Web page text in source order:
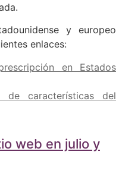
y europeo
enlaces:
en Estados
de características del
web en julio y